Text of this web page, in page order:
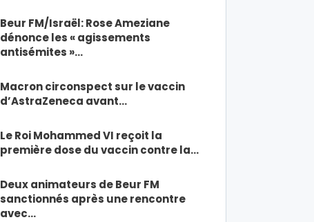
Beur FM/Israël: Rose Ameziane
dénonce les « agissements
antisémites »…
Macron circonspect sur le vaccin
d’AstraZeneca avant…
Le Roi Mohammed VI reçoit la
première dose du vaccin contre la…
Deux animateurs de Beur FM
sanctionnés après une rencontre
avec…